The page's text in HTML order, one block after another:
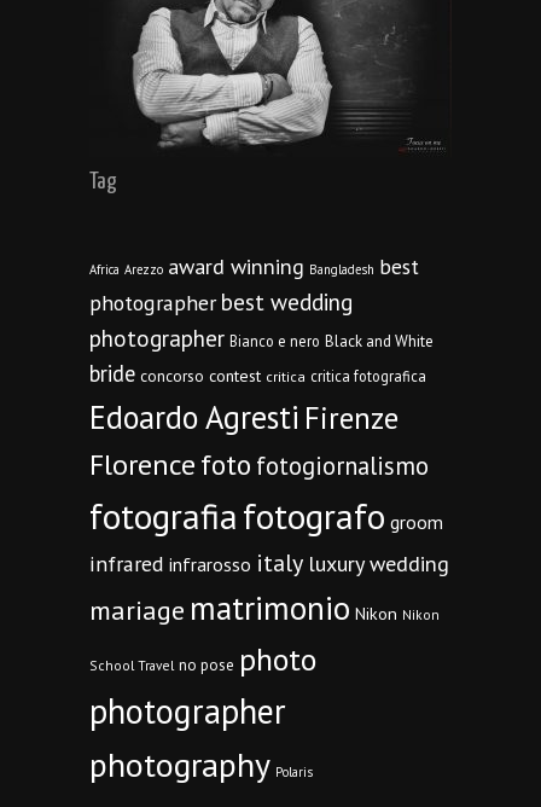
Tag
Africa Arezzo award winning Bangladesh best
photographer best wedding
photographer Bianco e nero Black and White
bride concorso contest critica critica fotografica
Edoardo Agresti Firenze
Florencefoto fotogiornalismo
fotografiafotografo groom
infrared infrarosso italy luxury wedding
mariage matrimonio Nikon Nikon
School Travel no pose photo
photographer
photography Polaris